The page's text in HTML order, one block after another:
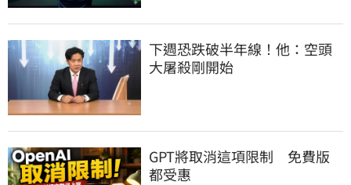
下週恐跌破半年線！他：空頭
大屠殺剛開始
GPT將取消這項限制　免費版
都受惠